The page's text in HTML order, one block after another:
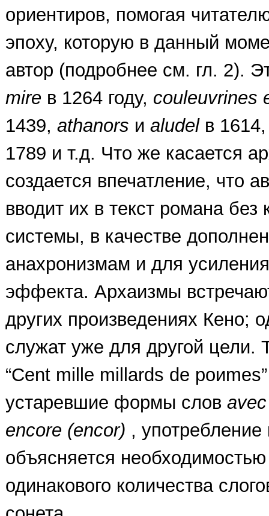
ориентиров, помогая
эпоху, которую в данный
автор (подробнее см. гл. 2).
mire в 1264 году, couleuvrines
1439, athanors и aludel в
1789 и т.д. Что же касается
создается впечатление, что
вводит их в текст романа без
системы, в качестве
анахронизмам и для
эффекта. Архаизмы
других произведениях Кено;
служат уже для другой цели.
“Cent mille millards de
устаревшие формы слов
encore (encor) , употребление
объясняется
одинакового количества